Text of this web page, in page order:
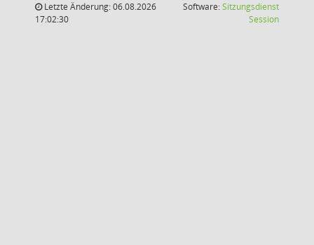
Letzte Änderung: 06.08.2026
17:02:30
Software:Sitzungsdienst
Session(Wird in